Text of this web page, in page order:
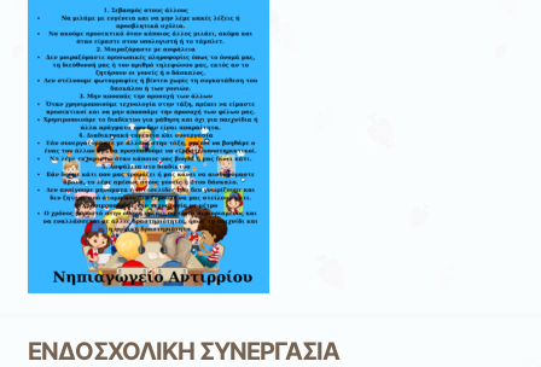
ΕΝΔΟΣΧΟΛΙΚΗ ΣΥΝΕΡΓΑΣΙΑ